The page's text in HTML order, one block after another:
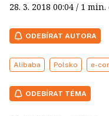
28. 3. 2018 00:04 / 1
ODEBÍRAT AUTORA
Alibaba Polsko e-
ODEBÍRAT TÉMA